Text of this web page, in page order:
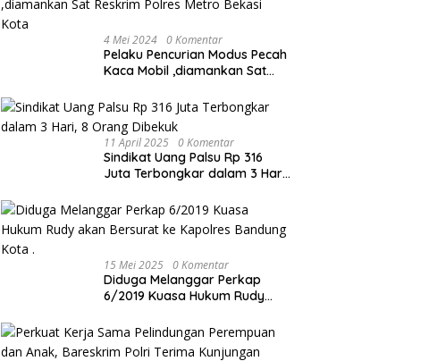
4 Mei 2024 0 Komentar
Pelaku Pencurian Modus Pecah
Kaca Mobil ,diamankan Sat
Kota
11 April 2025 0 Komentar
Sindikat Uang Palsu Rp 316
Juta Terbongkar dalam 3 Hari,
15 Mei 2025 0 Komentar
Diduga Melanggar Perkap
6/2019 Kuasa Hukum Rudy
Bandung Kota .